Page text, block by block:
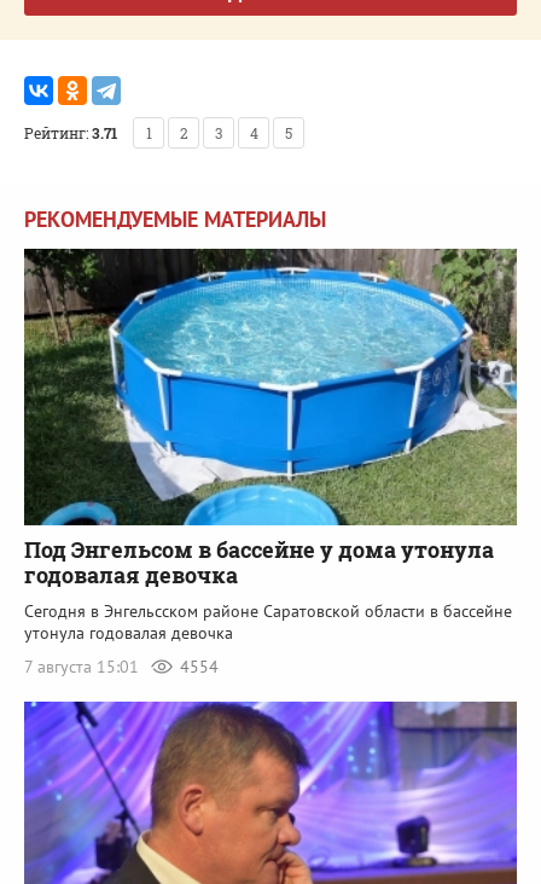
Рейтинг:3.71 1 2 3 4 5
РЕКОМЕНДУЕМЫЕ МАТЕРИАЛЫ
Под Энгельсом в бассейне у дома утонула
годовалая девочка
Сегодня в Энгельсском районе Саратовской области в бассейне
утонула годовалая девочка
7 августа 15:01
4554